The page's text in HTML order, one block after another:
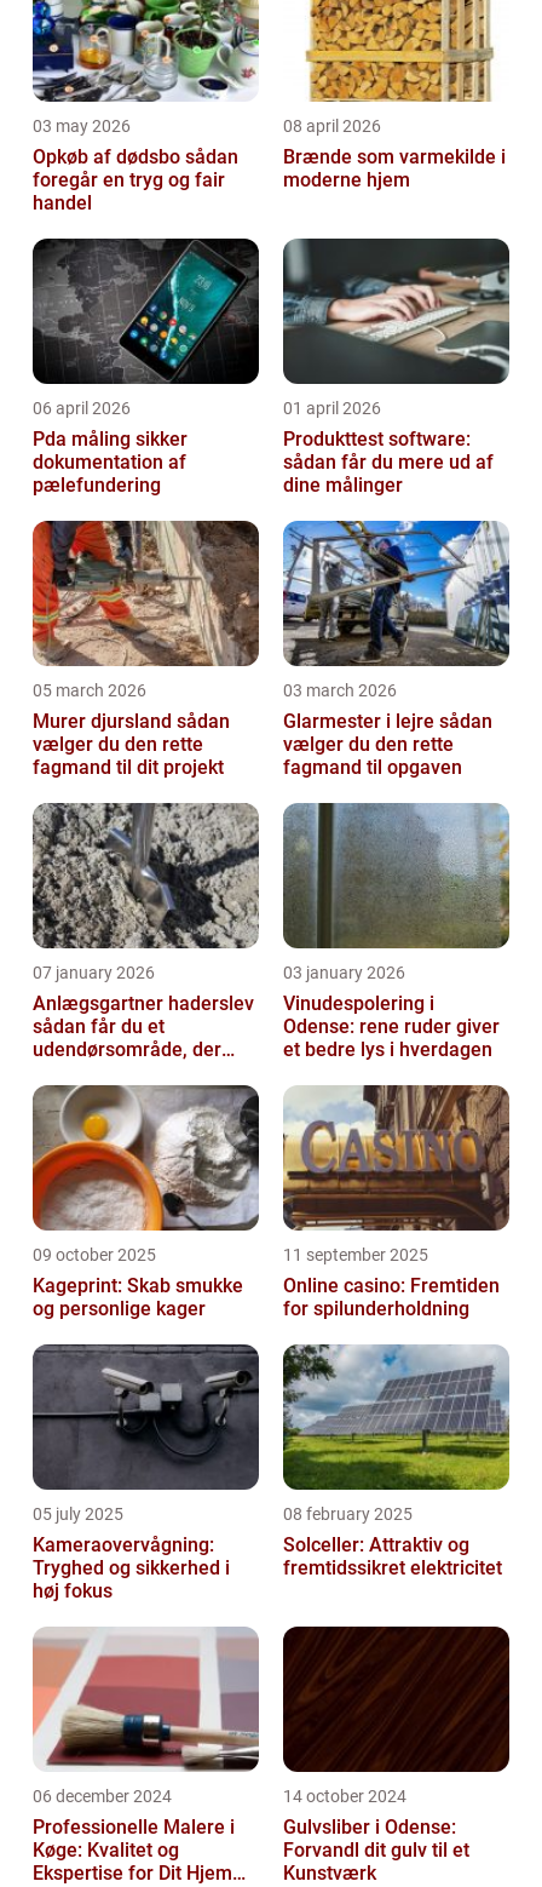
03 may 2026
Opkøb af dødsbo sådan
foregår en tryg og fair
handel
08 april 2026
Brænde som varmekilde i
moderne hjem
06 april 2026
Pda måling sikker
dokumentation af
pælefundering
01 april 2026
Produkttest software:
sådan får du mere ud af
dine målinger
05 march 2026
Murer djursland sådan
vælger du den rette
fagmand til dit projekt
03 march 2026
Glarmester i lejre sådan
vælger du den rette
fagmand til opgaven
07 january 2026
Anlægsgartner haderslev
sådan får du et
udendørsområde, der
03 january 2026
Vinudespolering i
Odense: rene ruder giver
et bedre lys i hverdagen
09 october 2025
Kageprint: Skab smukke
og personlige kager
11 september 2025
Online casino: Fremtiden
for spilunderholdning
05 july 2025
Kameraovervågning:
Tryghed og sikkerhed i
høj fokus
08 february 2025
Solceller: Attraktiv og
fremtidssikret elektricitet
06 december 2024
Professionelle Malere i
Køge: Kvalitet og
Ekspertise for Dit Hjem
14 october 2024
Gulvsliber i Odense:
Forvandl dit gulv til et
Kunstværk